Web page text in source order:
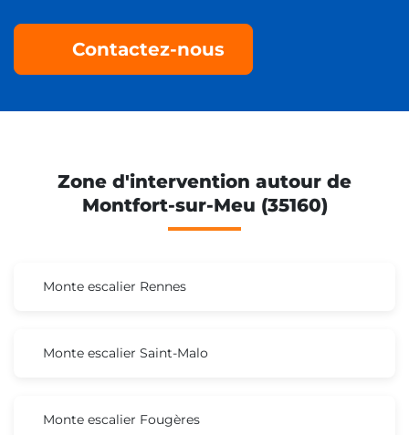
Contactez-nous
Zone d'intervention autour de
Montfort-sur-Meu (35160)
Monte escalier Rennes
Monte escalier Saint-Malo
Monte escalier Fougères